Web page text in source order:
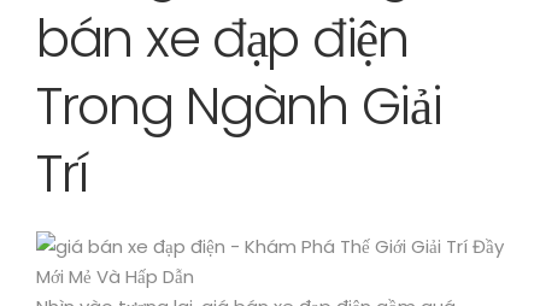
bán xe đạp điện
Trong Ngành Giải
Trí